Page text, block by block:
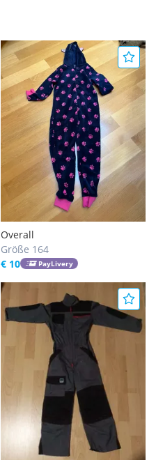
Overall
Größe 164
€ 10
PayLivery